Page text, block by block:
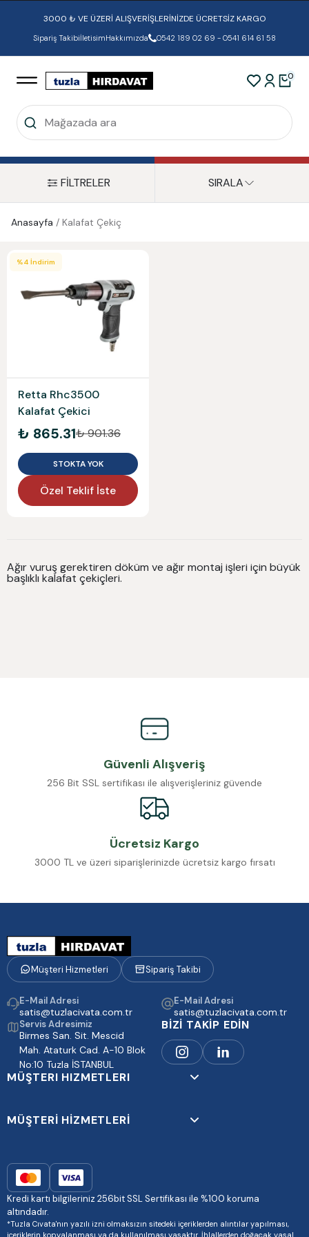
3000 ₺ VE ÜZERİ ALIŞVERİŞLERİNİZDE ÜCRETSİZ KARGO
Sipariş TakibiİletisimHakkımızda 0542 189 02 69 - 0541 614 61 58
0
FİLTRELER SIRALA
Anasayfa / Kalafat Çekiç
%4 İndirim
Retta Rhc3500
Kalafat Çekici
₺ 865.31₺ 901.36
STOKTA YOK
Özel Teklif İste
Ağır vuruş gerektiren döküm ve ağır montaj işleri için büyük
başlıklı kalafat çekiçleri.
Güvenli Alışveriş
256 Bit SSL sertifikası ile alışverişleriniz güvende
Ücretsiz Kargo
3000 TL ve üzeri siparişlerinizde ücretsiz kargo fırsatı
Müşteri Hizmetleri Sipariş Takibi
E-Mail Adresi
satis@tuzlacivata.com.tr
E-Mail Adresi
satis@tuzlacivata.com.tr
Servis Adresimiz
Birmes San. Sit. Mescid
Mah. Ataturk Cad. A-10 Blok
No:10 Tuzla İSTANBUL
BİZİ TAKİP EDİN
MÜŞTERI HIZMETLERI
MÜŞTERİ HİZMETLERİ
Kredi kartı bilgileriniz 256bit SSL Sertifikası ile %100 koruma
altındadır.
*Tuzla Cıvata'nın yazılı izni olmaksızın sitedeki içeriklerden alıntılar yapılması,